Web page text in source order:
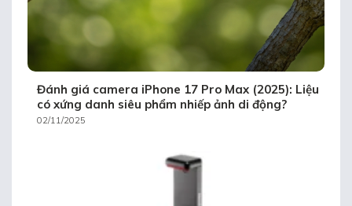
Đánh giá camera iPhone 17 Pro Max (2025): Liệu
có xứng danh siêu phẩm nhiếp ảnh di động?
02/11/2025